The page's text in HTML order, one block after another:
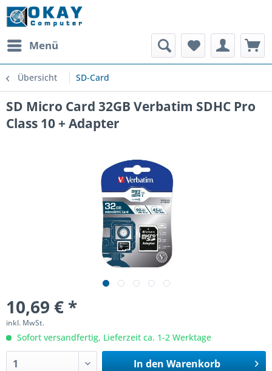
Menü
Übersicht SD-Card
SD Micro Card 32GB Verbatim SDHC Pro
Class 10 + Adapter
10,69 € *
inkl. MwSt.
Sofort versandfertig, Lieferzeit ca. 1-2 Werktage
In den Warenkorb